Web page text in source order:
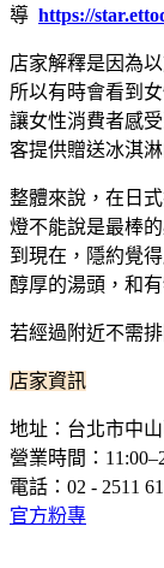
導 https://
店家解釋是因為
所以有時會看到
讓女性消費者感
客提供贈送冰淇淋
整體來說，在日
燈不能說是最棒
到現在，隱約覺
醇厚的湯頭，和
若經過附近不需
店家資訊
地址：台北市中
營業時間：
電話：02 - 2511
官方粉專